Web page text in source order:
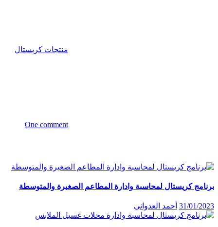
منتجات كريستال
One comment
برنامج كريستال لمحاسبة وادارة المطاعم الصغيرة والمتوسطة
31/01/2023 أحمد العدواني